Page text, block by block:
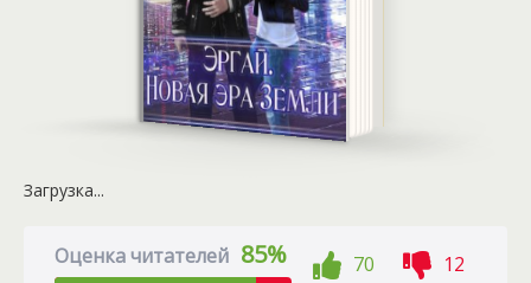
Загрузка...
Оценка читателей 85% 70 12